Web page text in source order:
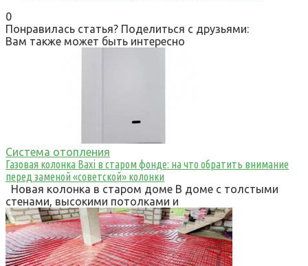
0
Понравилась статья? Поделиться с друзьями:
Вам также может быть интересно
Система отопления
Газовая колонка Baxi в старом фонде: на что обратить внимание
перед заменой «советской» колонки
Новая колонка в старом доме В доме с толстыми
стенами, высокими потолками и